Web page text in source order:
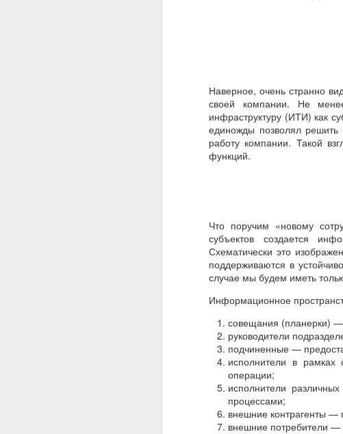
Наверное, очень странно
своей компании. Не
инфраструктуру (ИТИ) как
единожды позволял
работу компании. Такой
функций.
Что поручим «новому
субъектов создается
Схематически это
поддерживаются в
случае мы будем иметь
Информационное
совещания (планерки) —
руководители
подчиненные —
исполнители в рамках
операции;
исполнители
процессами;
внешние контрагенты —
внешние потребители —